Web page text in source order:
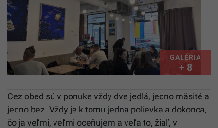
GALÉRIA
+ 8
Cez obed sú v ponuke vždy dve jedlá, jedno mäsité a
jedno bez. Vždy je k tomu jedna polievka a dokonca,
čo ja veľmi, veľmi oceňujem a veľa to, žiaľ, v